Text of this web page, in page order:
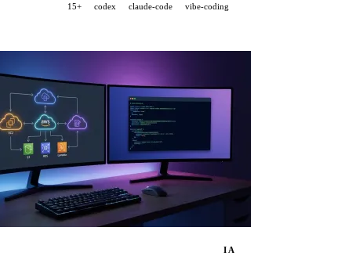
vibe-coding
claude-code
codex
+15
IA